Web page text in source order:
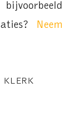
Neem
KLERK